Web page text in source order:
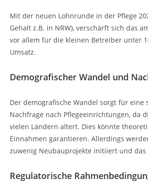
Mit der neuen Lohnrunde in der Pflege
Gehalt z.B. in NRW), verschärft sich das
vor allem für die kleinen Betreiber unter
Umsatz.
Demografischer Wandel und
Der demografische Wandel sorgt für eine
Nachfrage nach Pflegeeinrichtungen, da
vielen Ländern altert. Dies könnte
Einnahmen garantieren. Allerdings
zuwenig Neubauprojekte initiiert und das
Regulatorische